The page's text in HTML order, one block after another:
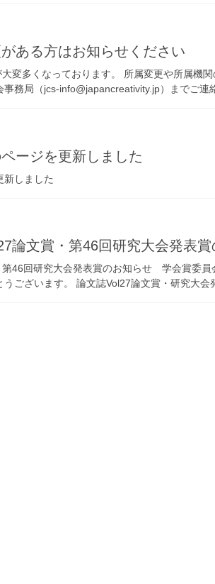
ある方はお知らせください
変多くなっております。 所属変更や所属機
事務局（jcs-info@japancreativity.jp）までご
ージを更新しました
新しました
論文賞・第46回研究大会発表
46回研究大会発表賞のお知らせ 学会賞委員
ございます。 論文誌Vol27論文賞・研究大会